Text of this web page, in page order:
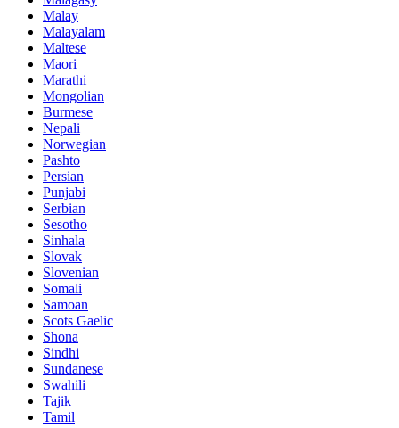
Malay
Malayalam
Maltese
Maori
Marathi
Mongolian
Burmese
Nepali
Norwegian
Pashto
Persian
Punjabi
Serbian
Sesotho
Sinhala
Slovak
Slovenian
Somali
Samoan
Scots Gaelic
Shona
Sindhi
Sundanese
Swahili
Tajik
Tamil